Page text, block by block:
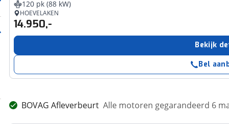
120 pk (88 kW)
HOEVELAKEN
14.950,-
Bekijk
Bel
BOVAG Afleverbeurt Alle motoren gegarandeerd 6